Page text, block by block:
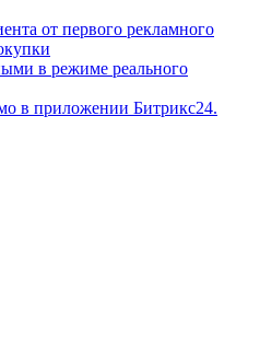
от первого рекламного
в режиме реального
в приложении Битрикс24.